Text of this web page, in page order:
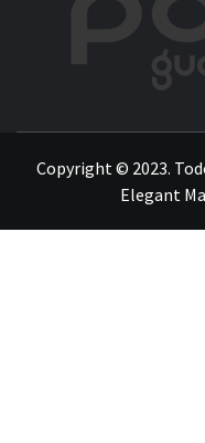
Copyright © 2023.
Elegant